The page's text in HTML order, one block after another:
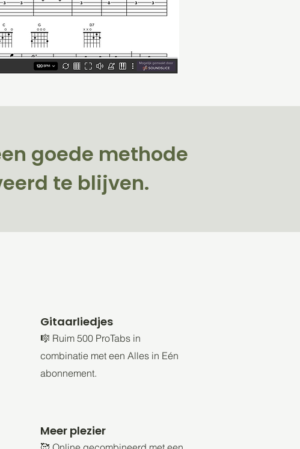
goede methode
te blijven.
Gitaarliedjes
🎼 Ruim 500 ProTabs in
combinatie met een Alles in Eén
abonnement.
Meer plezier